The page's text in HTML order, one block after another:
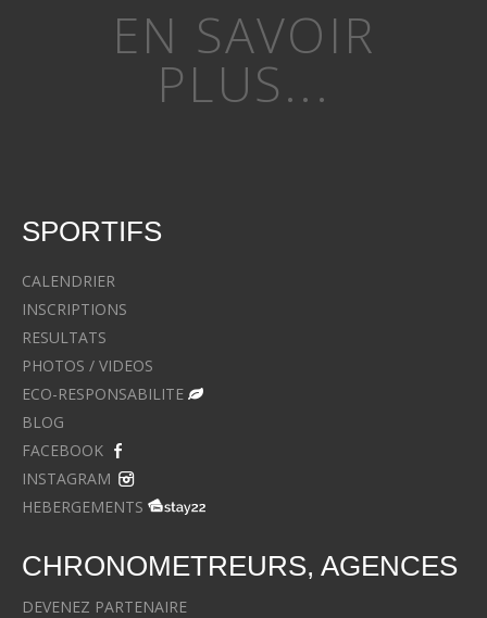
EN SAVOIR
PLUS...
SPORTIFS
CALENDRIER
INSCRIPTIONS
RESULTATS
PHOTOS / VIDEOS
ECO-RESPONSABILITE
BLOG
FACEBOOK
INSTAGRAM
HEBERGEMENTS
CHRONOMETREURS, AGENCES
DEVENEZ PARTENAIRE